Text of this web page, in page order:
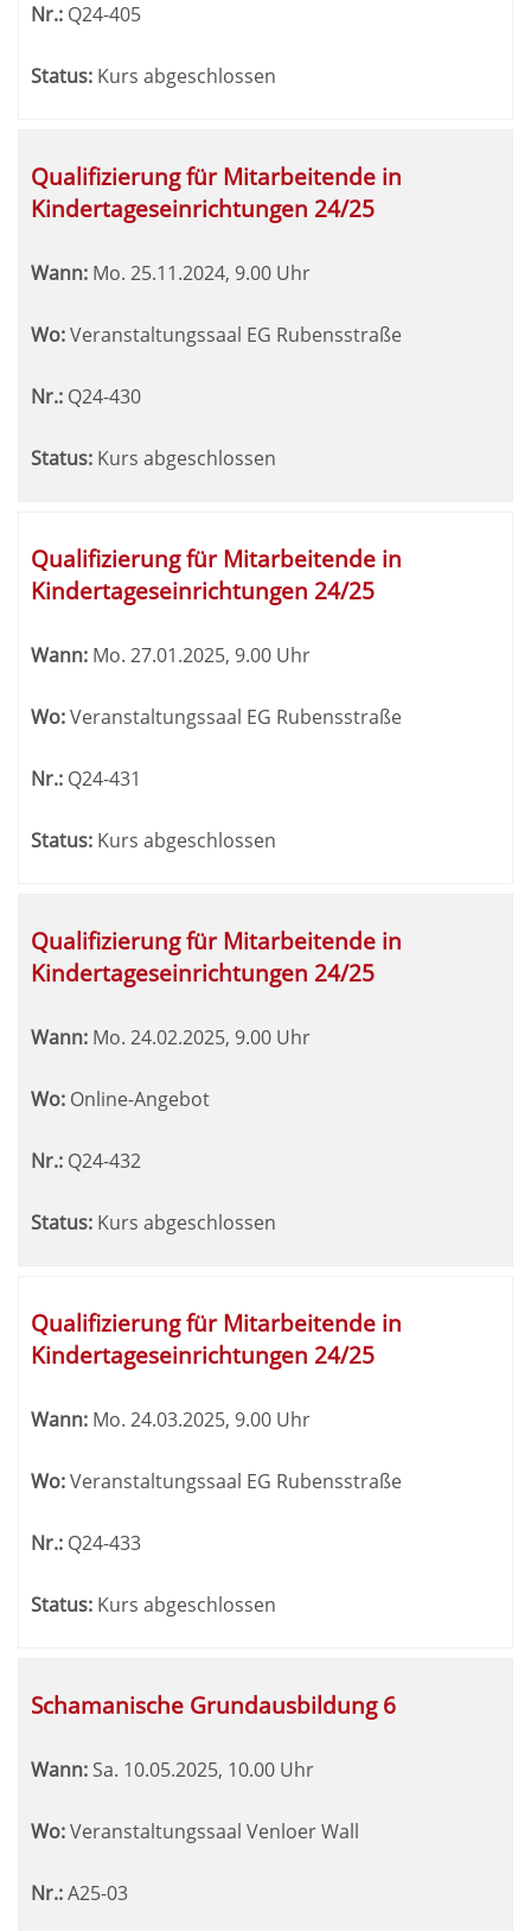
Nr.: Q24-405
Status: Kurs abgeschlossen
Qualifizierung für Mitarbeitende in
Kindertageseinrichtungen 24/25
Wann: Mo. 25.11.2024, 9.00 Uhr
Wo:Veranstaltungssaal EG Rubensstraße
Nr.: Q24-430
Status: Kurs abgeschlossen
Qualifizierung für Mitarbeitende in
Kindertageseinrichtungen 24/25
Wann: Mo. 27.01.2025, 9.00 Uhr
Wo:Veranstaltungssaal EG Rubensstraße
Nr.: Q24-431
Status: Kurs abgeschlossen
Qualifizierung für Mitarbeitende in
Kindertageseinrichtungen 24/25
Wann: Mo. 24.02.2025, 9.00 Uhr
Wo: Online-Angebot
Nr.: Q24-432
Status: Kurs abgeschlossen
Qualifizierung für Mitarbeitende in
Kindertageseinrichtungen 24/25
Wann: Mo. 24.03.2025, 9.00 Uhr
Wo:Veranstaltungssaal EG Rubensstraße
Nr.: Q24-433
Status: Kurs abgeschlossen
Schamanische Grundausbildung 6
Wann: Sa. 10.05.2025, 10.00 Uhr
Wo:Veranstaltungssaal Venloer Wall
Nr.:A25-03